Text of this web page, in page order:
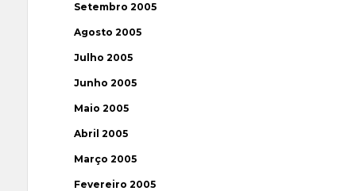
Setembro 2005
Agosto 2005
Julho 2005
Junho 2005
Maio 2005
Abril 2005
Março 2005
Fevereiro 2005